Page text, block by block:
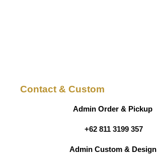
Contact & Custom
Admin Order & Pickup
+62 811 3199 357
Admin Custom & Design